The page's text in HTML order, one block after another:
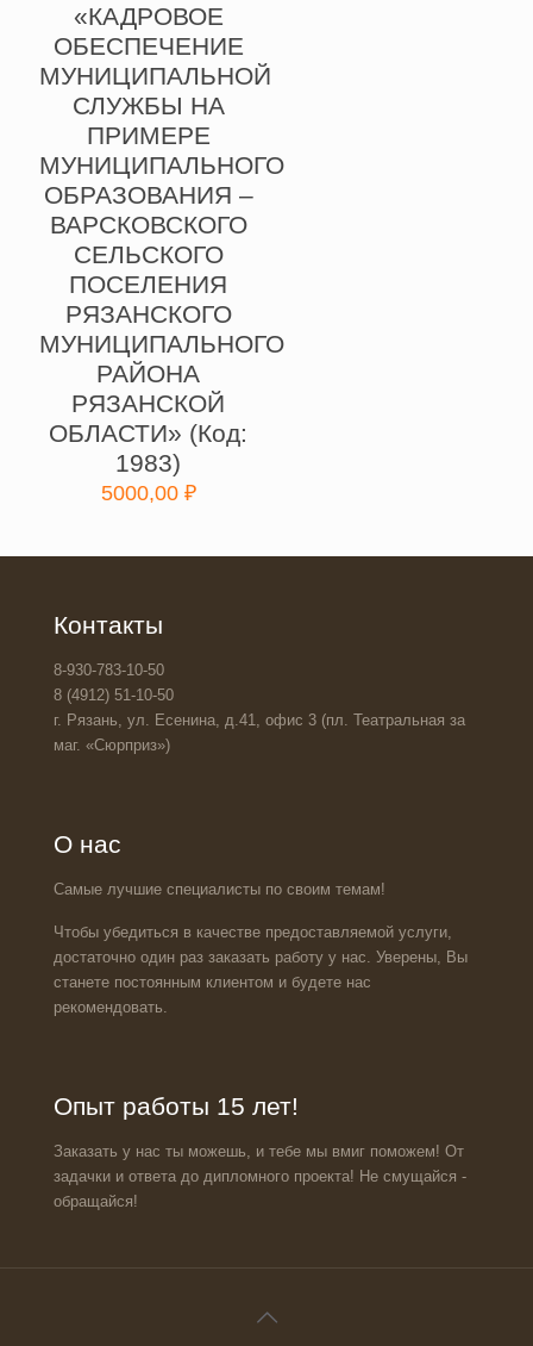
«КАДРОВОЕ
ОБЕСПЕЧЕНИЕ
МУНИЦИПАЛЬНОЙ
СЛУЖБЫ НА
ПРИМЕРЕ
МУНИЦИПАЛЬНОГО
ОБРАЗОВАНИЯ –
ВАРСКОВСКОГО
СЕЛЬСКОГО
ПОСЕЛЕНИЯ
РЯЗАНСКОГО
МУНИЦИПАЛЬНОГО
РАЙОНА
РЯЗАНСКОЙ
ОБЛАСТИ» (Код:
1983)
5000,00 ₽
Контакты
8-930-783-10-50
8 (4912) 51-10-50
г. Рязань, ул. Есенина, д.41, офис 3 (пл. Театральная за
маг. «Сюрприз»)
О нас
Самые лучшие специалисты по своим темам!
Чтобы убедиться в качестве предоставляемой услуги,
достаточно один раз заказать работу у нас. Уверены, Вы
станете постоянным клиентом и будете нас
рекомендовать.
Опыт работы 15 лет!
Заказать у нас ты можешь, и тебе мы вмиг поможем! От
задачки и ответа до дипломного проекта! Не смущайся -
обращайся!